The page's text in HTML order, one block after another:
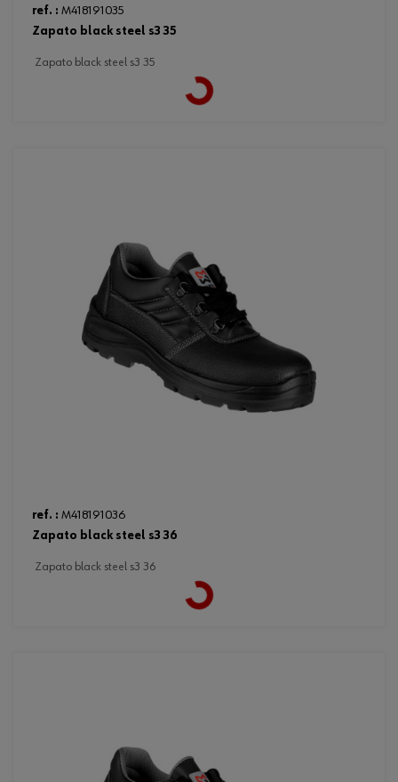
ref. : M418191035
zapato black steel s3 35
zapato black steel s3 35
ref. : M418191036
zapato black steel s3 36
zapato black steel s3 36